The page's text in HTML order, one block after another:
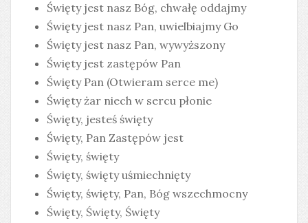
Święty jest nasz Bóg, chwałę oddajmy
Święty jest nasz Pan, uwielbiajmy Go
Święty jest nasz Pan, wywyższony
Święty jest zastępów Pan
Święty Pan (Otwieram serce me)
Święty żar niech w sercu płonie
Święty, jesteś święty
Święty, Pan Zastępów jest
Święty, święty
Święty, święty uśmiechnięty
Święty, święty, Pan, Bóg wszechmocny
Święty, Święty, Święty